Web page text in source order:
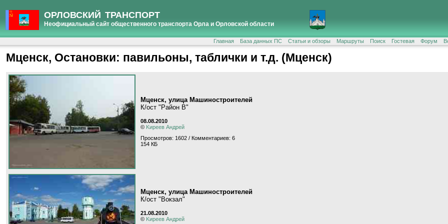
ОРЛОВСКИЙ ТРАНСПОРТ
Неофициальный сайт общественного транспорта Орла и Орловской области
Главная База данных ПС Статьи и обзоры Маршруты Поиск Гостевая Форум
Мценск, Остановки: павильоны, таблички и т.д. (Мценск)
Мценск, улица Машиностроителей
К/ост "Район В"
08.08.2010
© Kиpeeв Aндpeй
Просмотров: 1602 / Комментариев: 6
154 КБ
Мценск, улица Машиностроителей
К/ост "Вокзал"
21.08.2010
© Kиpeeв Aндpeй